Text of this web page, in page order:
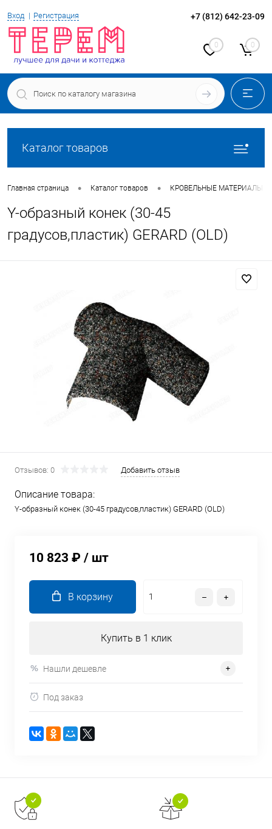
Вход Регистрация +7 (812) 642-23-09
0 0
Каталог товаров
Главная страница • Каталог товаров • КРОВЕЛЬНЫЕ МАТЕРИАЛЫ
Y-образный конек (30-45
градусов,пластик) GERARD (OLD)
Отзывов: 0 Добавить отзыв
Описание товара:
Y-образный конек (30-45 градусов,пластик) GERARD (OLD)
10 823 ₽ / шт
В корзину
Купить в 1 клик
Нашли дешевле
Под заказ